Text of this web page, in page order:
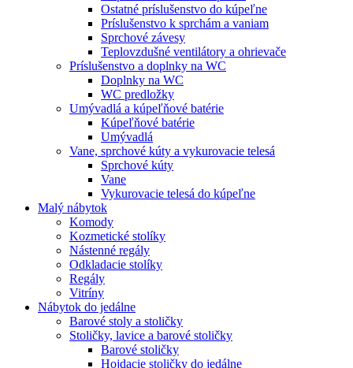
Ostatné príslušenstvo do kúpeľne
Príslušenstvo k sprchám a vaniam
Sprchové závesy
Teplovzdušné ventilátory a ohrievače
Príslušenstvo a doplnky na WC
Doplnky na WC
WC predložky
Umývadlá a kúpeľňové batérie
Kúpeľňové batérie
Umývadlá
Vane, sprchové kúty a vykurovacie telesá
Sprchové kúty
Vane
Vykurovacie telesá do kúpeľne
Malý nábytok
Komody
Kozmetické stolíky
Nástenné regály
Odkladacie stolíky
Regály
Vitríny
Nábytok do jedálne
Barové stoly a stoličky
Stoličky, lavice a barové stoličky
Barové stoličky
Hojdacie stoličky do jedálne